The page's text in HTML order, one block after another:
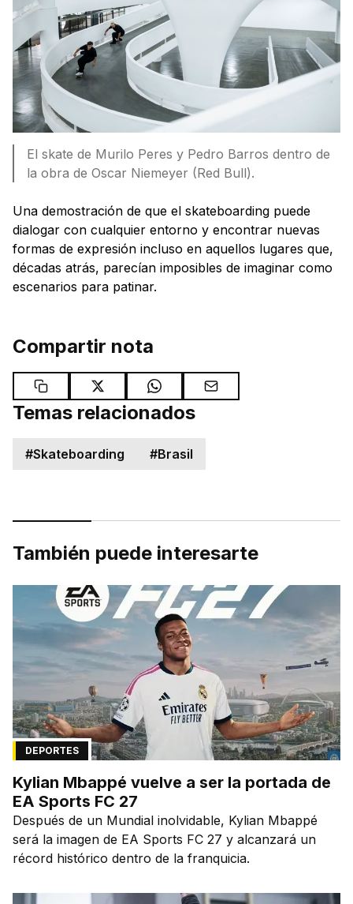
El skate de Murilo Peres y Pedro Barros dentro de
la obra de Oscar Niemeyer (Red Bull).
Una demostración de que el skateboarding puede
dialogar con cualquier entorno y encontrar nuevas
formas de expresión incluso en aquellos lugares que,
décadas atrás, parecían imposibles de imaginar como
escenarios para patinar.
Compartir nota
Temas relacionados
#Skateboarding #Brasil
También puede interesarte
DEPORTES
Kylian Mbappé vuelve a ser la portada de
EA Sports FC 27
Después de un Mundial inolvidable, Kylian Mbappé
será la imagen de EA Sports FC 27 y alcanzará un
récord histórico dentro de la franquicia.